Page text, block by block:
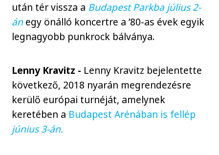
után tér vissza a Budapest Parkba július 2-
ánegy önálló koncertre a ’80-as évek egyik
legnagyobb punkrock bálványa.
Lenny Kravitz - Lenny Kravitz bejelentette
következő, 2018 nyarán megrendezésre
kerülő európai turnéját, amelynek
keretében a Budapest Arénában is fellép
június 3-án.